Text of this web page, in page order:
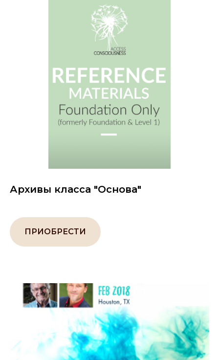
Архивы класса "Основа"
ПРИОБРЕСТИ